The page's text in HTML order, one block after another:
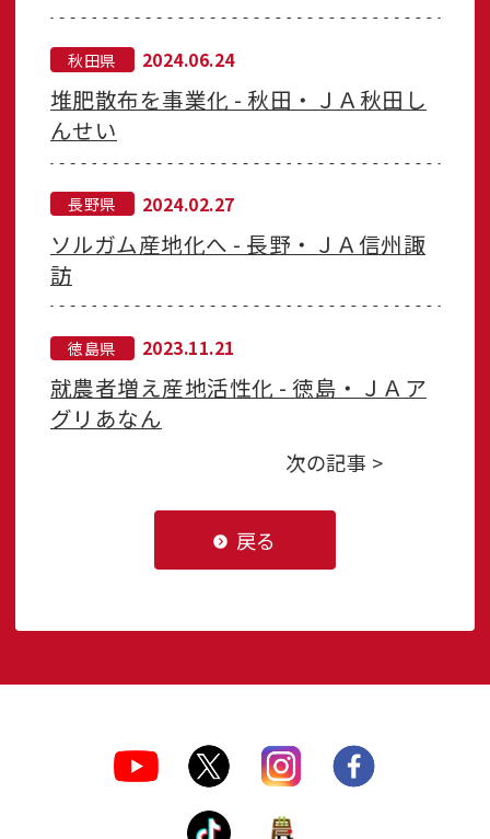
秋田県 2024.06.24
堆肥散布を事業化 - 秋田・ＪＡ秋田し
んせい
長野県 2024.02.27
ソルガム産地化へ - 長野・ＪＡ信州諏
訪
徳島県 2023.11.21
就農者増え産地活性化 - 徳島・ＪＡア
グリあなん
次の記事 >
戻る